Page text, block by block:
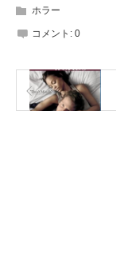
ホラー
コメント: 0